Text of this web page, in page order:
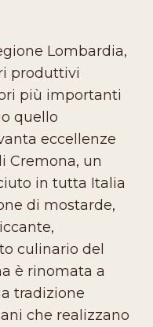
Lombardia,
produttivi
più importanti
quello
eccellenze
Cremona, un
in tutta Italia
di mostarde,
culinario del
è rinomata a
tradizione
che realizzano